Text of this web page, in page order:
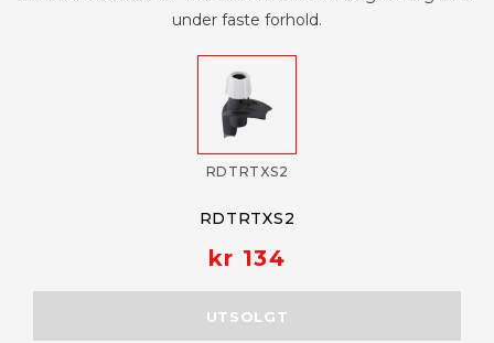
under faste forhold.
RDTRTXS2
RDTRTXS2
kr 134
UTSOLGT